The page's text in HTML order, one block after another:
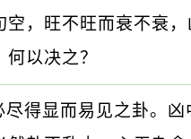
，旺不旺而衰不衰
以决之？
得显而易见之卦。凶